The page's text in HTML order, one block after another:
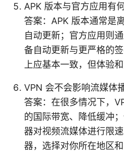
APK 版本与官方应用有
答案：APK 版本通常是
自动更新；官方应用则
备自动更新与更严格的
上应基本一致，但体验
VPN 会不会影响流媒体
答案：在很多情况下，
的国际带宽、降低缓冲
器对视频流媒体进行限
器，选择对你所在地区